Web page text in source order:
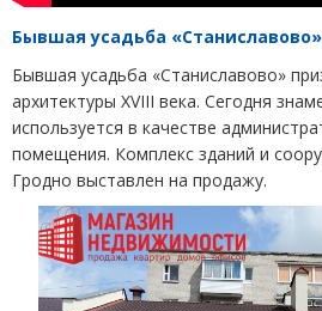
Бывшая усадьба «Станиславово»
Бывшая усадьба «Станиславово»
архитектуры ХVIII века. Сегодня
используется в качестве
помещения. Комплекс зданий и
Гродно выставлен на продажу.